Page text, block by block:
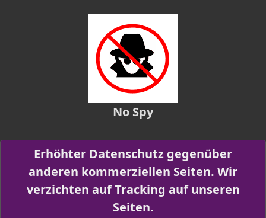
No Spy
Erhöhter Datenschutz gegenüber
anderen kommerziellen Seiten. Wir
verzichten auf Tracking auf unseren
Seiten.